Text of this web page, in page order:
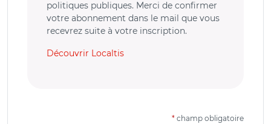
politiques publiques. Merci de confirmer
votre abonnement dans le mail que vous
recevrez suite à votre inscription.
Découvrir Localtis
* champ obligatoire